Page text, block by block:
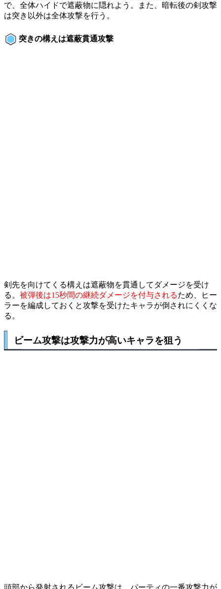
で、全体ハイドで遮蔽物に隠れよう。また、暗転後の剣攻撃
は突き以外は全体攻撃を行う。
突きの構えは遮蔽貫通攻撃
剣先を向けてくる構えは遮蔽物を貫通してダメージを受け
る。 被弾後は15秒間の継続ダメージを付与されるため、ヒー
ラーを編成しておくと攻撃を受けたキャラが倒されにくくな
る。
ビーム攻撃は攻撃力が高いキャラを狙う
頭部から発射されるビーム攻撃は、パーティの一番攻撃力が